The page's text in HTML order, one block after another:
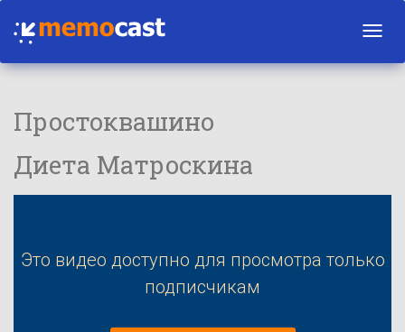
Простоквашино
Диета Матроскина
Это видео доступно для просмотра только
подписчикам